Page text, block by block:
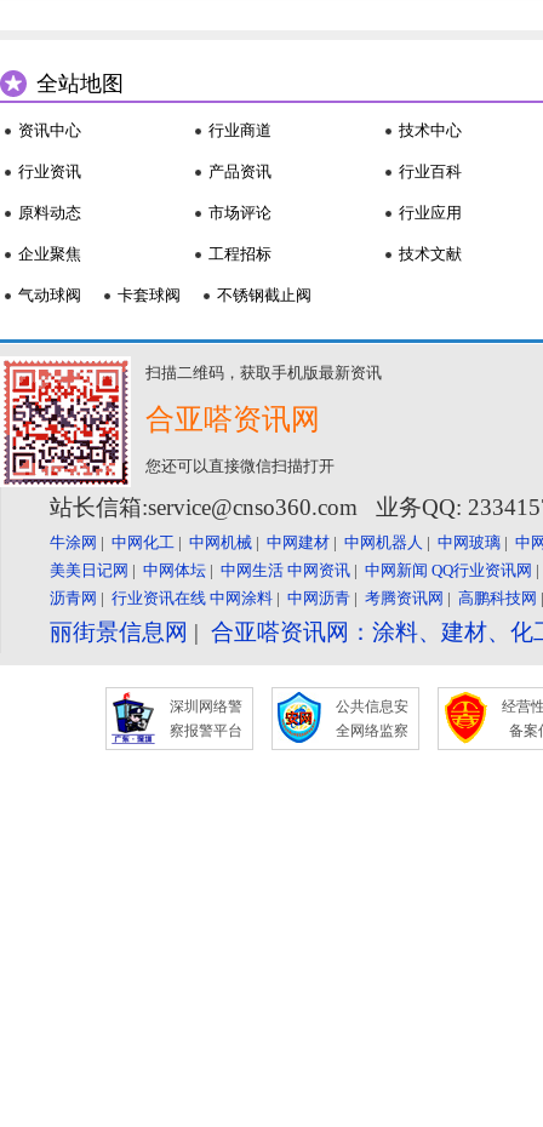
全站地图
资讯中心
行业资讯
原料动态
企业聚焦
行业商道
产品资讯
市场评论
工程招标
技术中心
行业百科
行业应用
技术文献
气动球阀 卡套球阀 不锈钢截止阀
扫描二维码，获取手机版最新资讯
合亚嗒资讯网
您还可以直接微信扫描打开
站长信箱:service@cnso360.com 业务QQ:
牛涂网 | 中网化工 | 中网机械 | 中网建材 | 中网机器人 | 中网玻璃 | 中
美美日记网 | 中网体坛 | 中网生活 中网资讯 | 中网新闻 QQ行业资讯网
沥青网 | 行业资讯在线 中网涂料 | 中网沥青 | 考腾资讯网 | 高鹏科技网
丽街景信息网 | 合亚嗒资讯网：涂料、建材、
深圳网络警
察报警平台
公共信息安
全网络监察
经营
备案